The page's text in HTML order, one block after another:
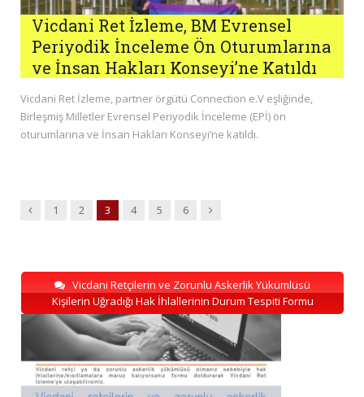
Vicdani Ret İzleme, BM Evrensel
Periyodik İnceleme Ön Oturumlarına
ve İnsan Hakları Konseyi’ne Katıldı
Vicdani Ret İzleme, partner örgütü Connection e.V eşliğinde,
Birleşmiş Milletler Evrensel Periyodik İnceleme (EPİ) ön
oturumlarına ve İnsan Hakları Konseyi’ne katıldı.
Previous
1 2 3 4 5 6 Next
Vicdani Retçilerin ve Zorunlu Askerlik Yükümlüsü
Kişilerin Uğradığı Hak İhlallerinin Durum Tespiti Formu